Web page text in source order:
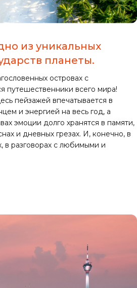
из уникальных
планеты.
островах с
путешественники всего мира!
пейзажей впечатывается в
и энергией на весь год, а
эмоции долго хранятся в памяти,
и дневных грезах. И, конечно, в
в разговорах с любимыми и